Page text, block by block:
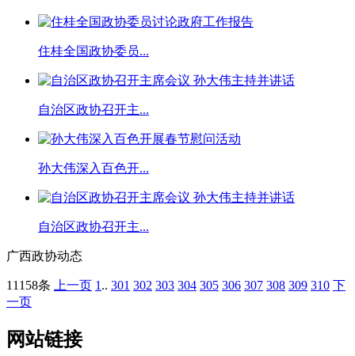
住桂全国政协委员...
自治区政协召开主...
孙大伟深入百色开...
自治区政协召开主...
广西政协动态
11158条 上一页 1 .. 301 302 303 304 305 306 307 308 309 310 下
一页
网站链接